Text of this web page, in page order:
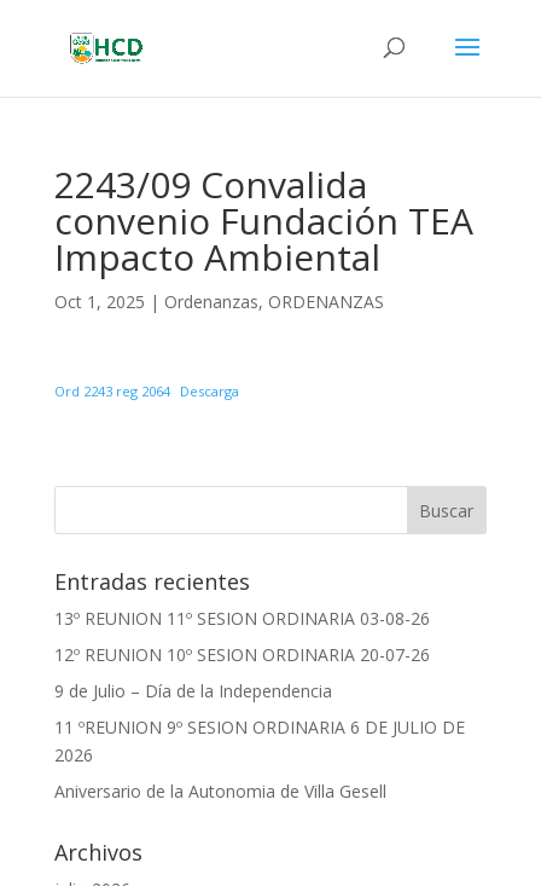
2243/09 Convalida
convenio Fundación TEA
Impacto Ambiental
Oct 1, 2025 | Ordenanzas, ORDENANZAS
Ord 2243 reg 2064 Descarga
Entradas recientes
13º REUNION 11º SESION ORDINARIA 03-08-26
12º REUNION 10º SESION ORDINARIA 20-07-26
9 de Julio – Día de la Independencia
11 ºREUNION 9º SESION ORDINARIA 6 DE JULIO DE
2026
Aniversario de la Autonomia de Villa Gesell
Archivos